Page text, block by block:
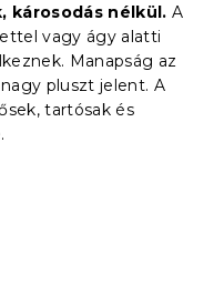
károsodás nélkül. A
vagy ágy alatti
Manapság az
pluszt jelent. A
tartósak és